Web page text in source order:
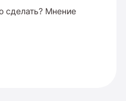
сделать? Мнение